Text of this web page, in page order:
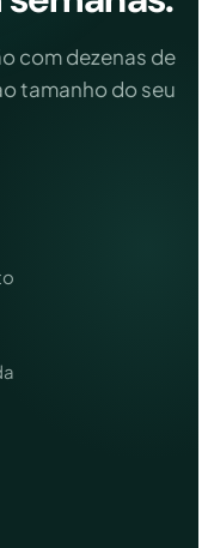
com dezenas de
tamanho do seu